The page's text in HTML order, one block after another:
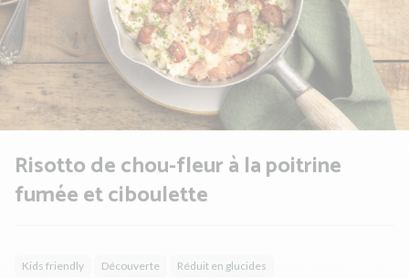
Risotto de chou-fleur à la poitrine
fumée et ciboulette
Kids friendly Découverte Réduit en glucides